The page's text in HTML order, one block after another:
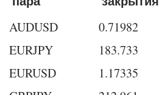
AUDUSD 0.71982
EURJPY
183.733
EURUSD
1.17335